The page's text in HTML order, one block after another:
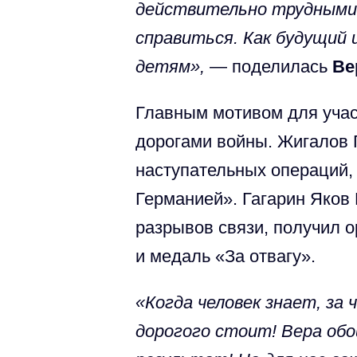
действительно
справиться. Как будущий
детям», — поделилась
Главным мотивом для
дорогами войны. Жигалов
наступательных
Германией». Гагарин
разрывов связи, получил
и медаль «За отвагу».
«Когда человек знает,
дорогого стоит! Вера